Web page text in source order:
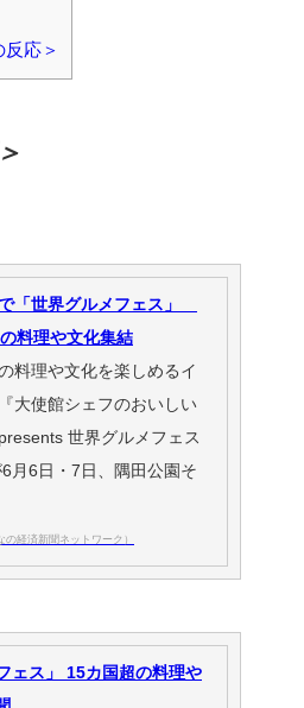
応＞
「世界グルメフェス」
料理や文化集結
料理や文化を楽しめるイ
大使館シェフのおいしい
世界グルメフェス
月6日・7日、隅田公園そ
の経済新聞ネットワーク）
ェス」 15カ国超の料理や